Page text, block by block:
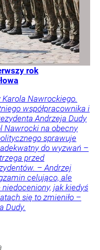
rok
Nawrockiego.
współpracownika i
Andrzeja Dudy
Nawrocki na obecny
sprawuje
do wyzwań –
przed
– Andrzej
celująco, ale
jak kiedyś
się to zmieniło –
Dudy.